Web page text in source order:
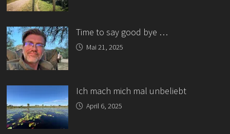
Time to say good bye …
Mai 21, 2025
Ich mach mich mal unbeliebt
April 6, 2025